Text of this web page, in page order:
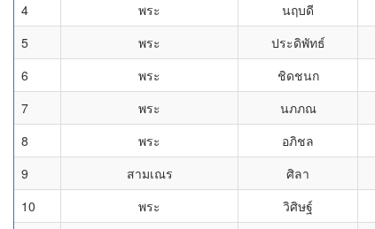
4
พระ นฤบดี
5
พระ ประดิพัทธ์
6
พระ ชิดชนก
7
พระ นภภณ
8
พระ อภิชล
9
สามเณร ศิลา
10
พระ วิศิษฐ์